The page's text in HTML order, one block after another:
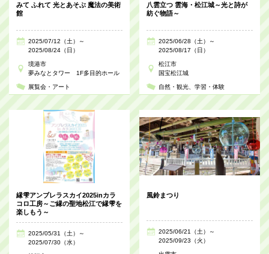
みて ふれて 光とあそぶ 魔法の美術
館
2025/07/12（土）～
2025/08/24（日）
境港市
夢みなとタワー 1F多目的ホール
展覧会・アート
八雲立つ 雲海・松江城～光と詩が
紡ぐ物語～
2025/06/28（土）～
2025/08/17（日）
松江市
国宝松江城
自然・観光 学習・体験
縁雫アンブレラスカイ2025inカラ
コロ工房～ご縁の聖地松江で縁雫を
楽しもう～
2025/05/31（土）～
2025/07/30（水）
風鈴まつり
2025/06/21（土）～
2025/09/23（火）